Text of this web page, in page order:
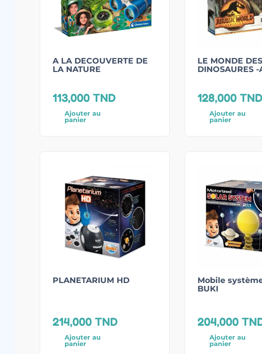
A LA DECOUVERTE DE
LA NATURE
113,000 TND
Ajouter au
panier
LE MONDE DES
DINOSAURES -
128,000 TND
Ajouter au
panier
PLANETARIUM HD
214,000 TND
Ajouter au
panier
Mobile
BUKI
204,000
Ajouter au
panier